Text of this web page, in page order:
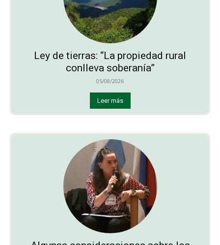
Ley de tierras: “La propiedad rural
conlleva soberanía”
05/08/2026
Leer más